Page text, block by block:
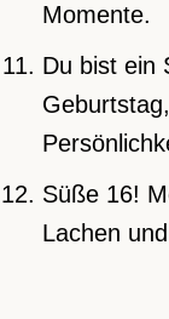
Momente.
Du bist ein
Süße 16!
Lachen